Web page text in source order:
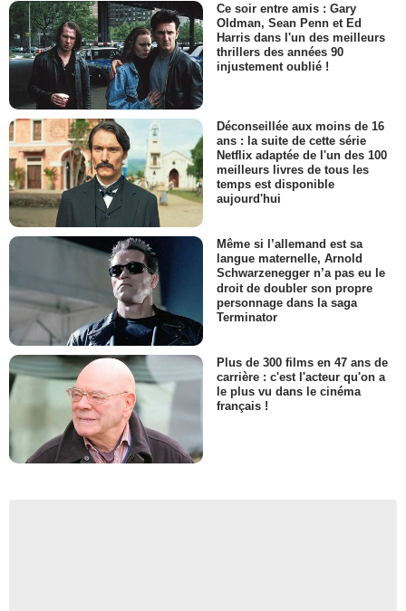
Ce soir entre amis : Gary
Oldman, Sean Penn et Ed
Harris dans l'un des meilleurs
thrillers des années 90
injustement oublié !
Déconseillée aux moins de 16
ans : la suite de cette série
Netflix adaptée de l'un des 100
meilleurs livres de tous les
temps est disponible
aujourd'hui
Même si l’allemand est sa
langue maternelle, Arnold
Schwarzenegger n’a pas eu le
droit de doubler son propre
personnage dans la saga
Terminator
Plus de 300 films en 47 ans de
carrière : c'est l'acteur qu'on a
le plus vu dans le cinéma
français !